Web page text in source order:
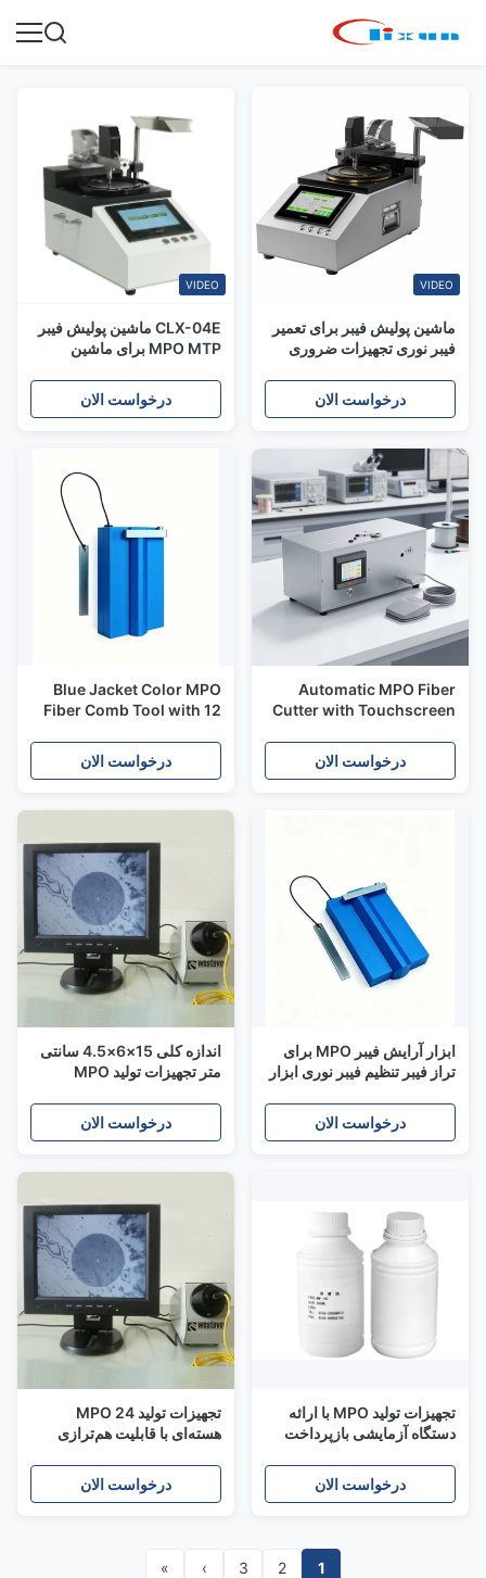
VIDEO
ماشین پولیش فیبر برای تعمیر
فیبر نوری تجهیزات ضروری
درخواست الان
VIDEO
CLX-04E ماشین پولیش فیبر
MPO MTP برای ماشین
درخواست الان
Automatic MPO Fiber
Cutter with Touchscreen
for 12/24 Core MPO Patch
Cord
درخواست الان
Blue Jacket Color MPO
Fiber Comb Tool with 12
Precise Fiber Alignment
درخواست الان
ابزار آرایش فیبر MPO برای
تراز فیبر تنظیم فیبر نوری ابزار
12/24 هسته آلومینیوم
درخواست الان
اندازه کلی 15×6×4.5 سانتی
متر تجهیزات تولید MPO
ترتیب فیبر در صنعت مخابرات
درخواست الان
تجهیزات تولید MPO با ارائه
دستگاه آزمایشی بازپرداخت
اتوماتیک بهینه شده برای تراز و
ترتیب فیبر
درخواست الان
تجهیزات تولید MPO 24
هسته‌ای با قابلیت هم‌ترازی
15 در 6 در 4.5 سانتی‌متر
درخواست الان
1
2
3
›
»